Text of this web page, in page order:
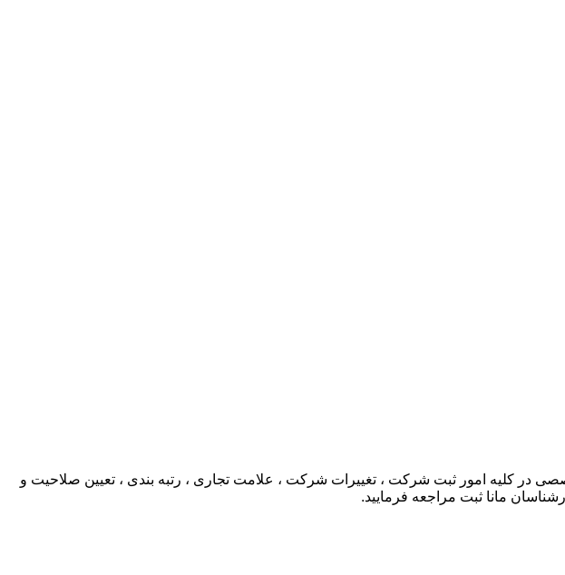
کلیه امور ثبت شرکت ، تغییرات شرکت ، علامت تجاری ، رتبه بندی ، تعیین صلاحیت و
مانا ثبت مراجعه فرمایید.